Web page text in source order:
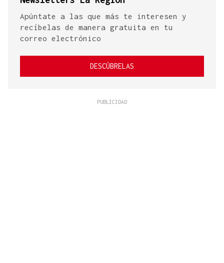
Apúntate a las que más te interesen y
recíbelas de manera gratuita en tu
correo electrónico
DESCÚBRELAS